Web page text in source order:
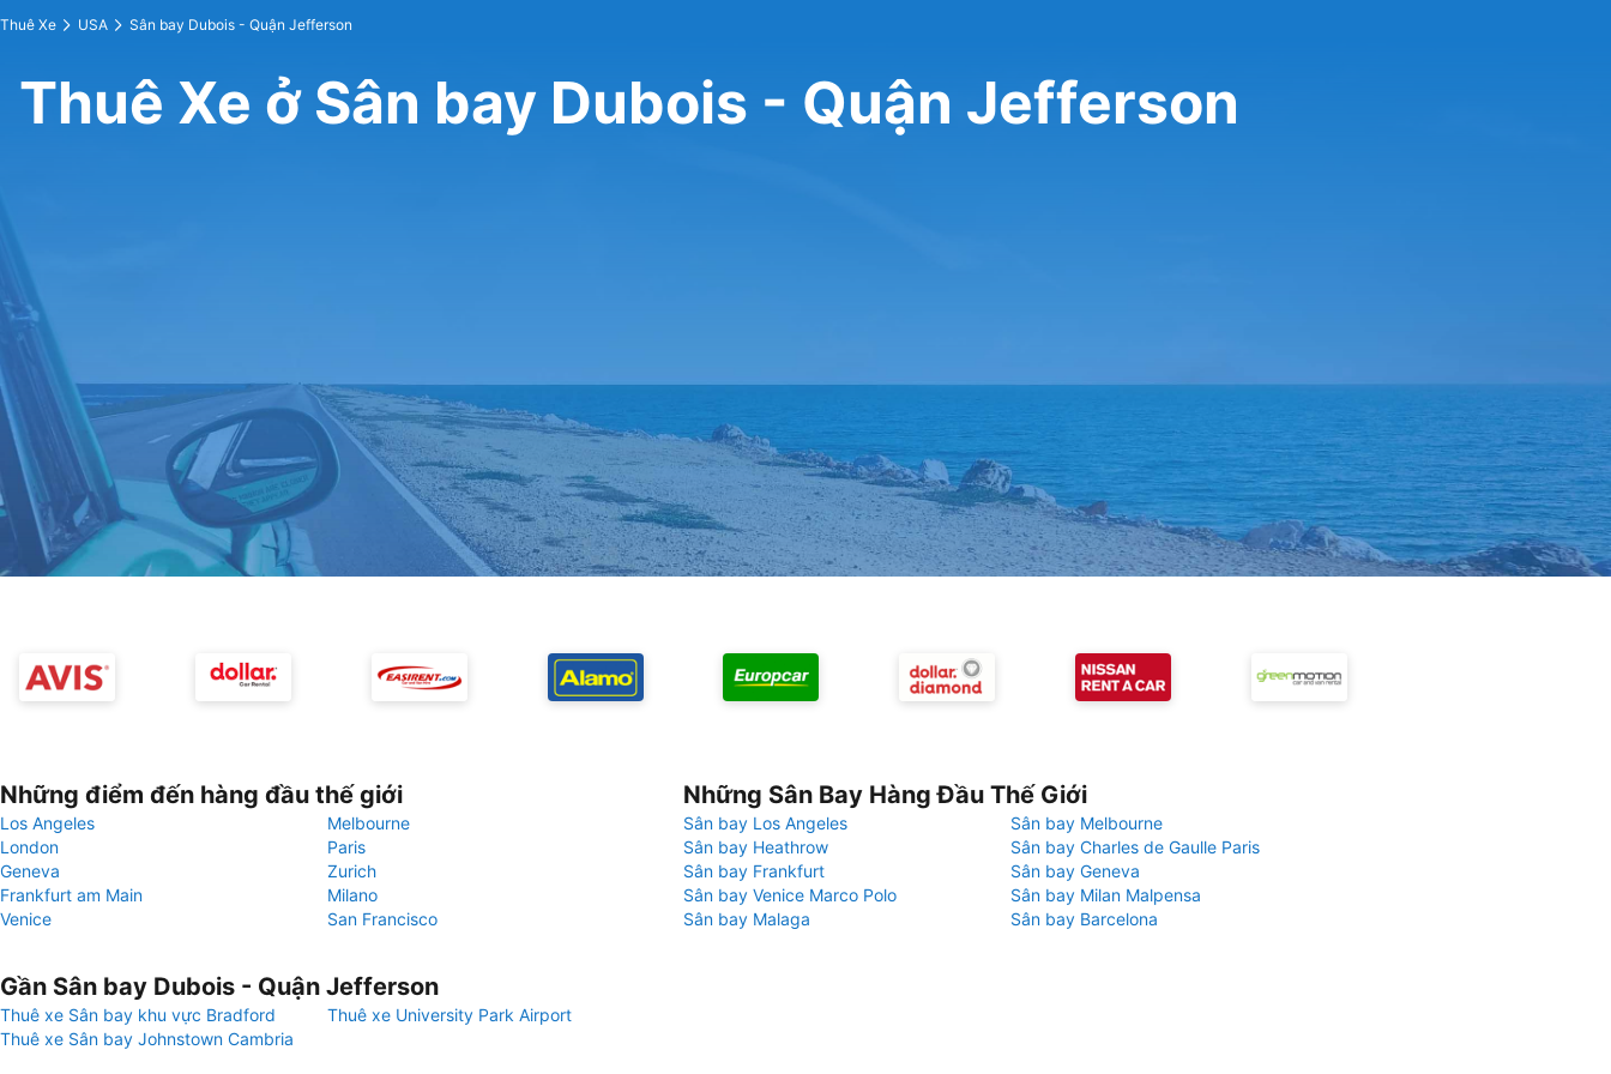
Thuê Xe USA Sân bay Dubois - Quận Jefferson
Thuê Xe ở Sân bay Dubois - Quận Jefferson
Những điểm đến hàng đầu thế giới
Los Angeles
Melbourne
London
Paris
Geneva
Zurich
Frankfurt am Main
Milano
Venice
San Francisco
Những Sân Bay Hàng Đầu Thế Giới
Sân bay Los Angeles
Sân bay Melbourne
Sân bay Heathrow
Sân bay Charles de Gaulle Paris
Sân bay Frankfurt
Sân bay Geneva
Sân bay Venice Marco Polo
Sân bay Milan Malpensa
Sân bay Malaga
Sân bay Barcelona
Gần Sân bay Dubois - Quận Jefferson
Thuê xe Sân bay khu vực Bradford
Thuê xe University Park Airport
Thuê xe Sân bay Johnstown Cambria